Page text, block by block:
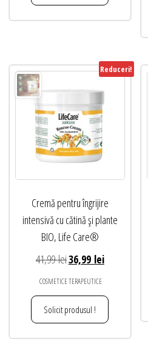
109,99 lei.
Reduceri!
Cremă pentru îngrijire
intensivă cu cătină și plante
BIO, Life Care®
41,99leiPrețul
inițial
a
fost:
41,99 lei.
36,99 leiPrețul
este:
COSMETICE TERAPEUTICE
Solicit produsul !